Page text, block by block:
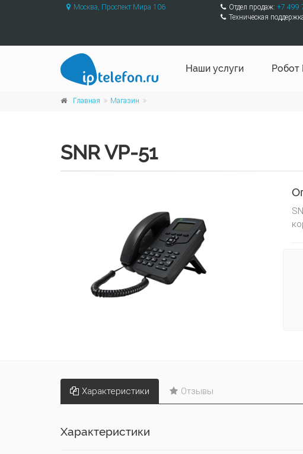
Москва, Проспект Мира 106 Отдел продаж: +7 499
Техническая
Наши услуги
Главная Магазин
SNR VP-51
Характеристики Отзывы
Характеристики